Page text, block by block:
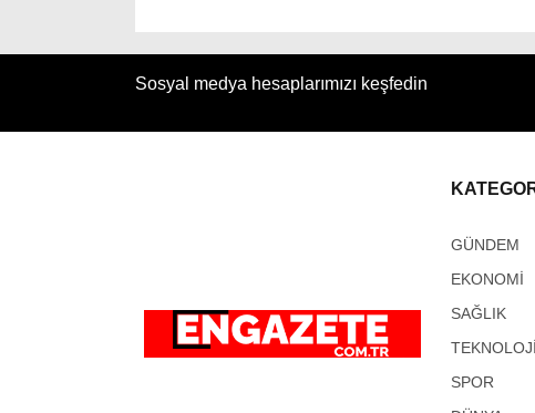
Sosyal medya hesaplarımızı keşfedin
GÜNDEM
EKONOMİ
SAĞLIK
TEKNOLOJİ
SPOR